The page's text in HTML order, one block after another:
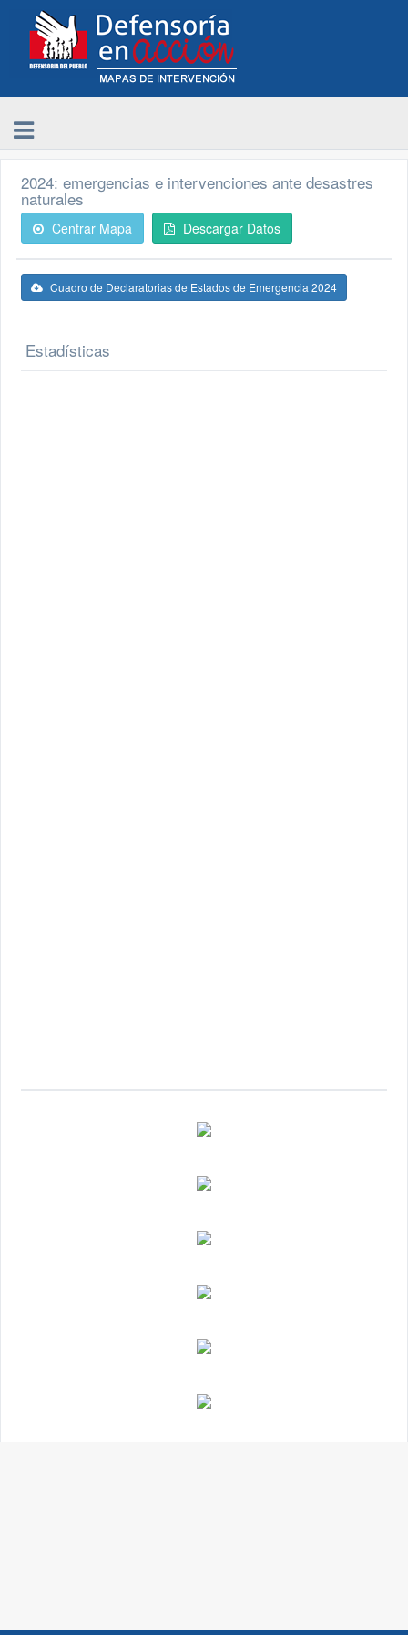
2024: emergencias e intervenciones ante desastres
naturales
Centrar Mapa Descargar Datos
Cuadro de Declaratorias de Estados de Emergencia 2024
Estadísticas